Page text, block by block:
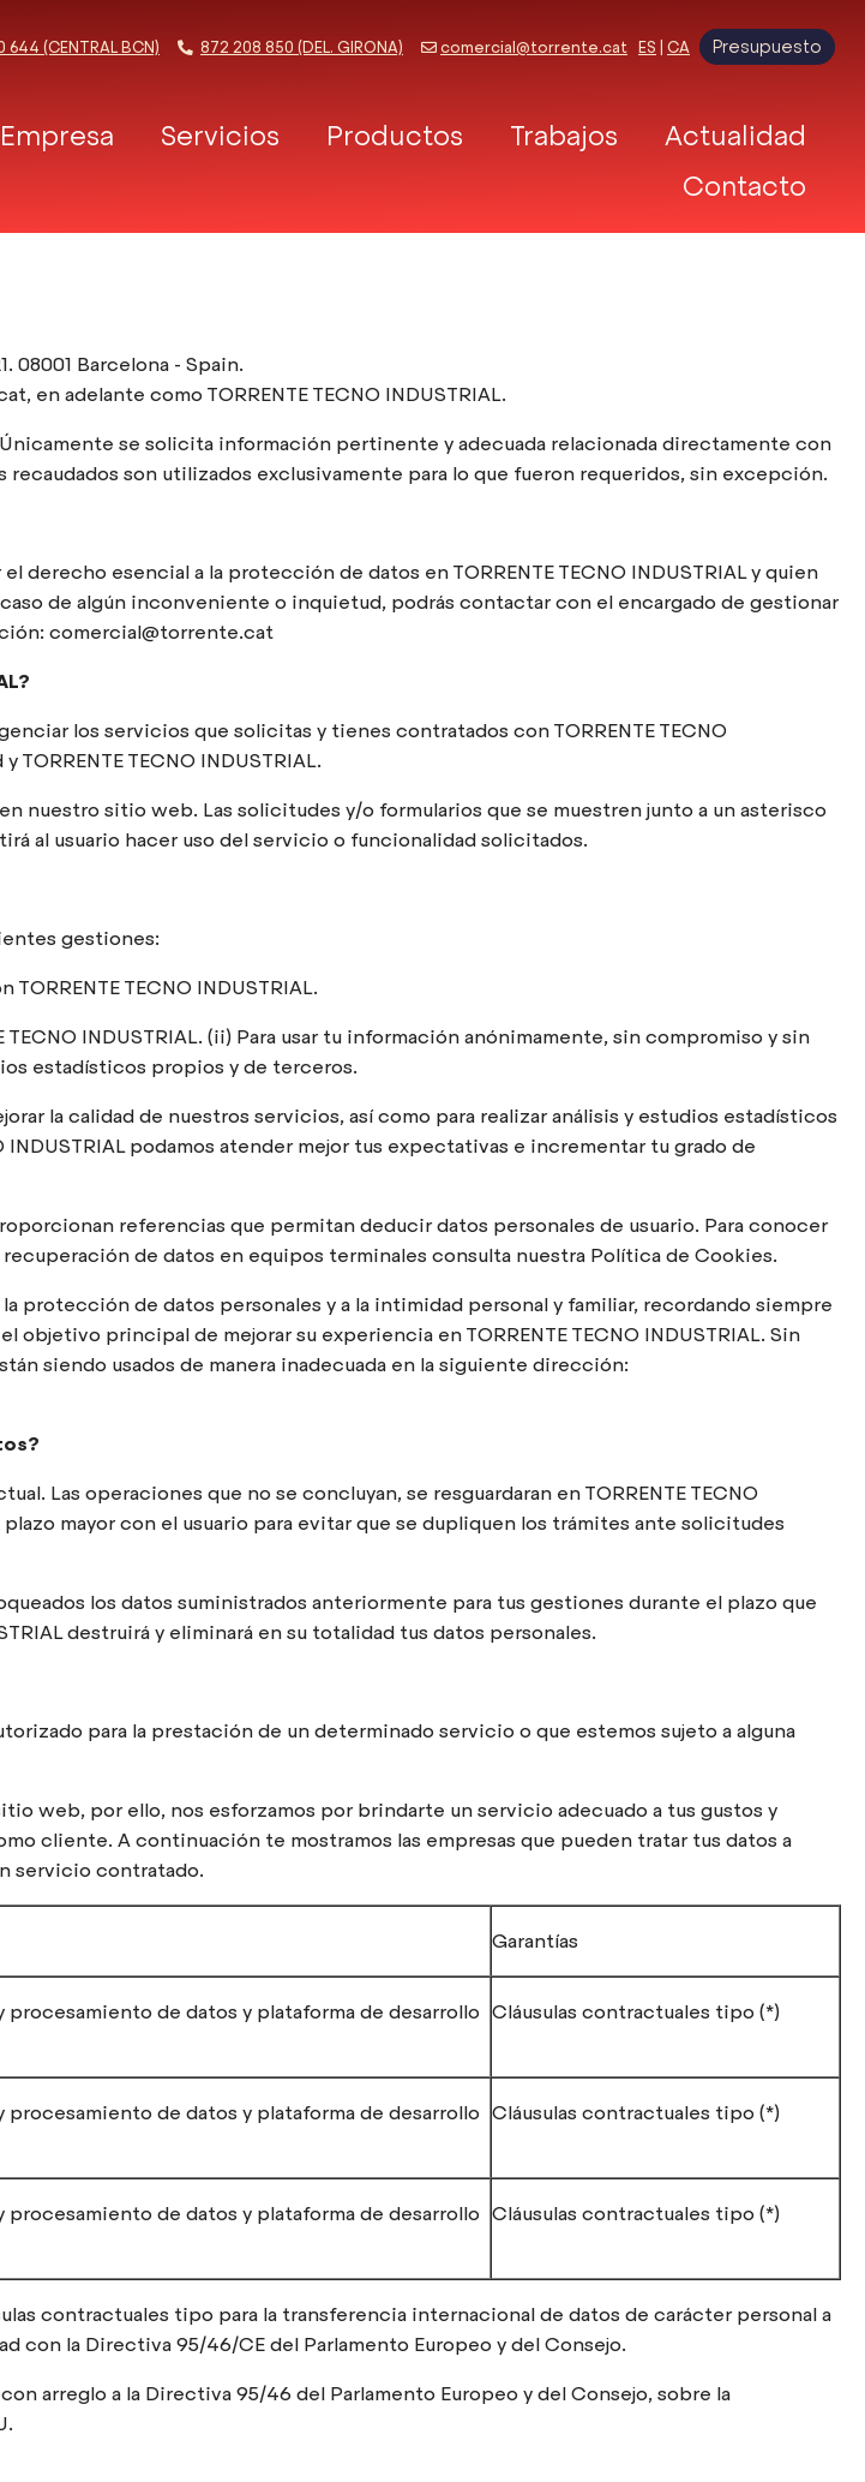
644 (CENTRAL BCN) 872 208 850 (DEL. GIRONA) comercial@torrente.cat ES CA Presupuesto
Empresa Servicios Productos Trabajos
Actualidad
Contacto
08001 Barcelona - Spain.
adelante como TORRENTE TECNO INDUSTRIAL.
Únicamente se solicita información pertinente y adecuada relacionada directamente con
son utilizados exclusivamente para lo que fueron requeridos, sin excepción.
derecho esencial a la protección de datos en TORRENTE TECNO INDUSTRIAL y quien
de algún inconveniente o inquietud, podrás contactar con el encargado de gestionar
comercial@torrente.cat
los servicios que solicitas y tienes contratados con TORRENTE TECNO
TECNO INDUSTRIAL.
nuestro sitio web. Las solicitudes y/o formularios que se muestren junto a un asterisco
al usuario hacer uso del servicio o funcionalidad solicitados.
gestiones:
TECNO INDUSTRIAL.
INDUSTRIAL. (ii) Para usar tu información anónimamente, sin compromiso y sin
estadísticos propios y de terceros.
la calidad de nuestros servicios, así como para realizar análisis y estudios estadísticos
podamos atender mejor tus expectativas e incrementar tu grado de
referencias que permitan deducir datos personales de usuario. Para conocer
de datos en equipos terminales consulta nuestra Política de Cookies.
protección de datos personales y a la intimidad personal y familiar, recordando siempre
principal de mejorar su experiencia en TORRENTE TECNO INDUSTRIAL. Sin
siendo usados de manera inadecuada en la siguiente dirección:
Las operaciones que no se concluyan, se resguardaran en TORRENTE TECNO
mayor con el usuario para evitar que se dupliquen los trámites ante solicitudes
los datos suministrados anteriormente para tus gestiones durante el plazo que
destruirá y eliminará en su totalidad tus datos personales.
para la prestación de un determinado servicio o que estemos sujeto a alguna
web, por ello, nos esforzamos por brindarte un servicio adecuado a tus gustos y
cliente. A continuación te mostramos las empresas que pueden tratar tus datos a
servicio contratado.
Garantías
procesamiento de datos y plataforma de desarrollo Cláusulas contractuales tipo (*)
procesamiento de datos y plataforma de desarrollo Cláusulas contractuales tipo (*)
procesamiento de datos y plataforma de desarrollo Cláusulas contractuales tipo (*)
contractuales tipo para la transferencia internacional de datos de carácter personal a
con la Directiva 95/46/CE del Parlamento Europeo y del Consejo.
arreglo a la Directiva 95/46 del Parlamento Europeo y del Consejo, sobre la